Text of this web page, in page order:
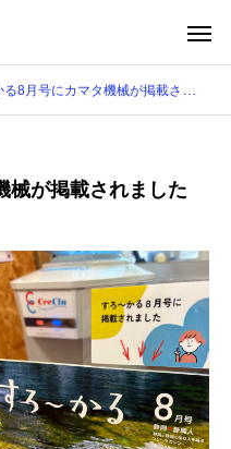
8月号にカマタ機械が掲載されました
械が掲載されました